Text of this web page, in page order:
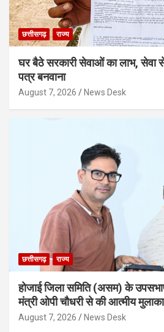
छत्तीसगढ़ राज्य
घर बैठे सरकारी सेवाओं का लाभ,
पत्र बनवाना
August 7, 2026 News Desk
छत्तीसगढ़ राज्य
होजाई जिला समिति (असम) के
मंत्री ओपी चौधरी से की आत्मीय
August 7, 2026 News Desk